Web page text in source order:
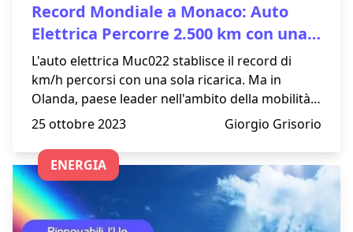
Record Mondiale a Monaco: Auto
Elettrica Percorre 2.500 km con una
Sola Ricarica
L'auto elettrica Muc022 stablisce il record di
km/h percorsi con una sola ricarica. Ma in
Olanda, paese leader nell'ambito della mobilità
elettrica, gli automobilisti non sembrano essere
troppo convinti di abbandonare le auto a
benzina.
25 ottobre 2023 Giorgio Grisorio
ENERGIA